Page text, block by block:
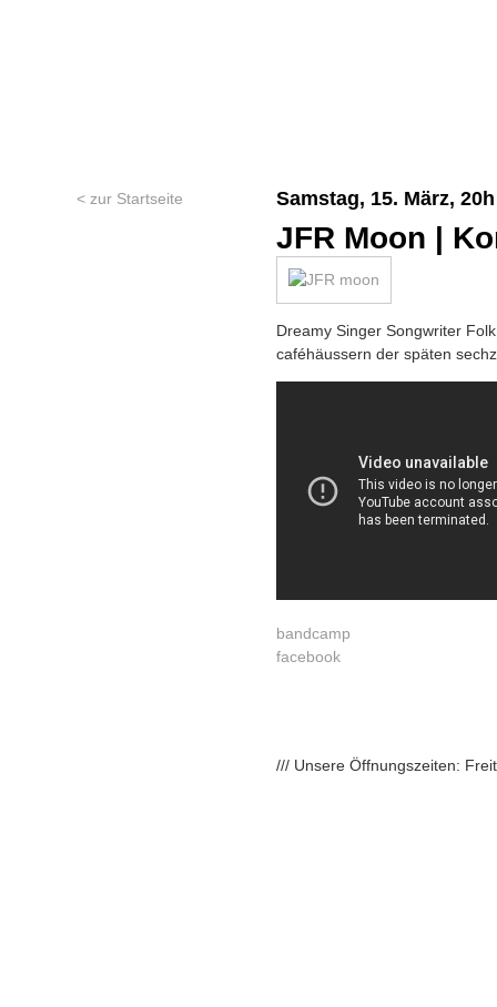
< zur Startseite Samstag, 15. März, 20h
JFR Moon |
Dreamy Singer Songwriter
caféhäussern der späten
bandcamp
facebook
/// Unsere Öffnungszeiten: